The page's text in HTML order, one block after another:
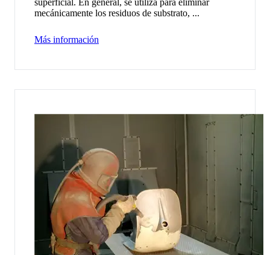
superficial. En general, se utiliza para eliminar
mecánicamente los residuos de substrato, ...
Más información